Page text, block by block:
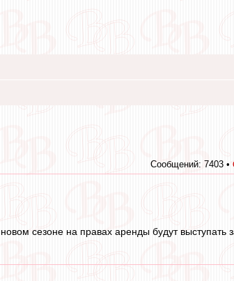
Сообщений: 7403 •
сезоне на правах аренды будут выступать